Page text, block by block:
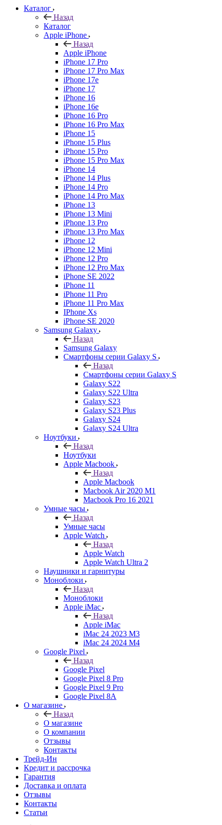
Каталог
Назад
Каталог
Apple iPhone
Назад
Apple iPhone
iPhone 17 Pro
iPhone 17 Pro Max
iPhone 17e
iPhone 17
iPhone 16
iPhone 16e
iPhone 16 Pro
iPhone 16 Pro Max
iPhone 15
iPhone 15 Plus
iPhone 15 Pro
iPhone 15 Pro Max
iPhone 14
iPhone 14 Plus
iPhone 14 Pro
iPhone 14 Pro Max
iPhone 13
iPhone 13 Mini
iPhone 13 Pro
iPhone 13 Pro Max
iPhone 12
iPhone 12 Mini
iPhone 12 Pro
iPhone 12 Pro Max
iPhone SE 2022
iPhone 11
iPhone 11 Pro
iPhone 11 Pro Max
IPhone Xs
iPhone SE 2020
Samsung Galaxy
Назад
Samsung Galaxy
Смартфоны серии Galaxy S
Назад
Смартфоны серии Galaxy S
Galaxy S22
Galaxy S22 Ultra
Galaxy S23
Galaxy S23 Plus
Galaxy S24
Galaxy S24 Ultra
Ноутбуки
Назад
Ноутбуки
Apple Macbook
Назад
Apple Macbook
Macbook Air 2020 M1
Macbook Pro 16 2021
Умные часы
Назад
Умные часы
Apple Watch
Назад
Apple Watch
Apple Watch Ultra 2
Наушники и гарнитуры
Моноблоки
Назад
Моноблоки
Apple iMac
Назад
Apple iMac
iMac 24 2023 M3
iMac 24 2024 M4
Google Pixel
Назад
Google Pixel
Google Pixel 8 Pro
Google Pixel 9 Pro
Google Pixel 8A
О магазине
Назад
О магазине
О компании
Отзывы
Контакты
Трейд-Ин
Кредит и рассрочка
Гарантия
Доставка и оплата
Отзывы
Контакты
Статьи